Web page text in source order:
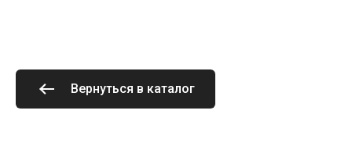
Вернуться в каталог